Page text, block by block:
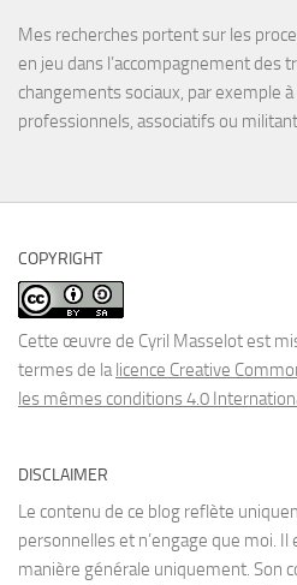
Mes recherches portent sur les
en jeu dans l’accompagnement des
changements sociaux, par exemple
professionnels, associatifs ou
COPYRIGHT
Cette œuvre de Cyril Masselot est
termes de lalicence Creative
les mêmes conditions 4.0
DISCLAIMER
Le contenu de ce blog reflète
personnelles et n’engage que moi.
manière générale uniquement. Son